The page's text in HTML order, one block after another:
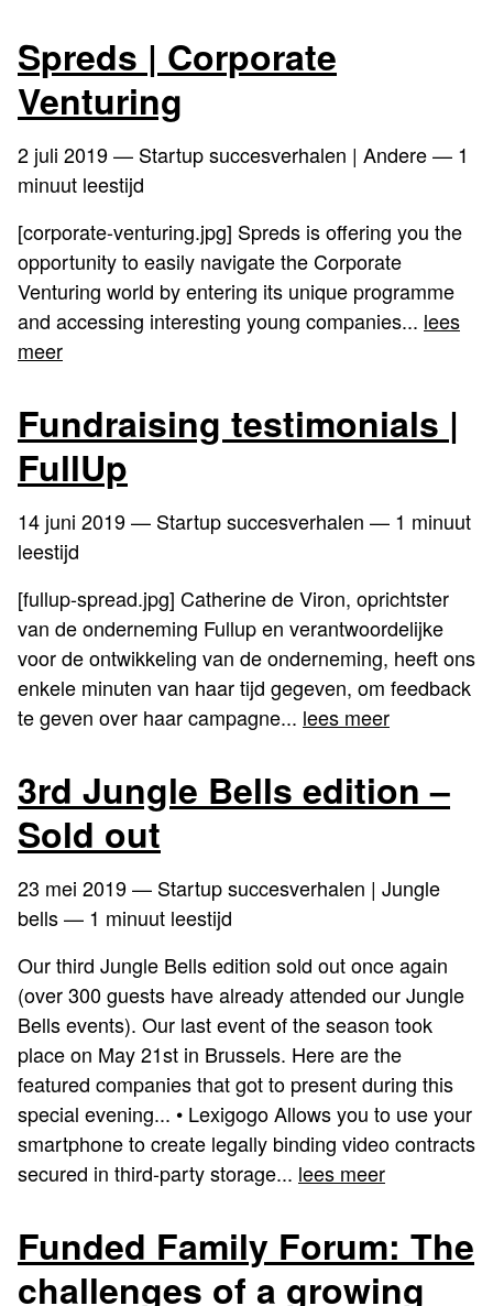
Spreds | Corporate
Venturing
2 juli 2019— Startup succesverhalen | Andere — 1
minuut leestijd
[corporate-venturing.jpg] Spreds is offering you the
opportunity to easily navigate the Corporate
Venturing world by entering its unique programme
and accessing interesting young companies... lees
meer
Fundraising testimonials |
FullUp
14 juni 2019— Startup succesverhalen — 1 minuut
leestijd
[fullup-spread.jpg] Catherine de Viron, oprichtster
van de onderneming Fullup en verantwoordelijke
voor de ontwikkeling van de onderneming, heeft ons
enkele minuten van haar tijd gegeven, om feedback
te geven over haar campagne... lees meer
3rd Jungle Bells edition –
Sold out
23 mei 2019— Startup succesverhalen | Jungle
bells — 1 minuut leestijd
Our third Jungle Bells edition sold out once again
(over 300 guests have already attended our Jungle
Bells events). Our last event of the season took
place on May 21st in Brussels. Here are the
featured companies that got to present during this
special evening... • Lexigogo Allows you to use your
smartphone to create legally binding video contracts
secured in third-party storage... lees meer
Funded Family Forum: The
challenges of a growing